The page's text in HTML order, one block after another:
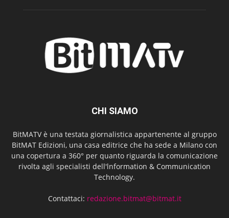
CHI SIAMO
BitMATV è una testata giornalistica appartenente al gruppo
BitMAT Edizioni, una casa editrice che ha sede a Milano con
una copertura a 360° per quanto riguarda la comunicazione
rivolta agli specialisti dell'lnformation & Communication
Technology.
Contattaci: redazione.bitmat@bitmat.it